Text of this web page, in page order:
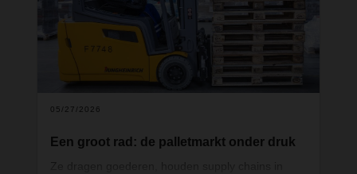
inzicht in een baanbrekend project voor de
toekomst.
05/27/2026
Een groot rad: de palletmarkt onder druk